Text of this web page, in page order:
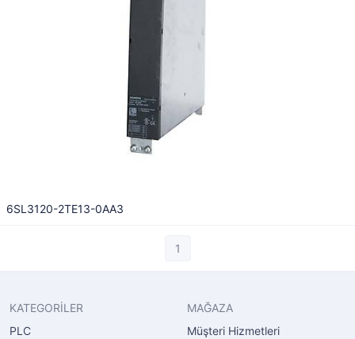
6SL3120-2TE13-0AA3
1
KATEGORİLER
PLC
MAĞAZA
Müşteri Hizmetleri